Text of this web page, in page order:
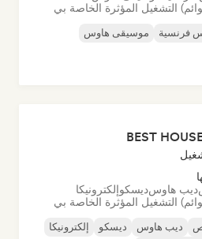
التشغيل المؤثرة الخاصة بي
فرنسية موسيقى هاوس
BEST
ديب هاوسديسكوإلكترونيكا
التشغيل المؤثرة الخاصة بي
ديب هاوس ديسكو
إلكترونيكا